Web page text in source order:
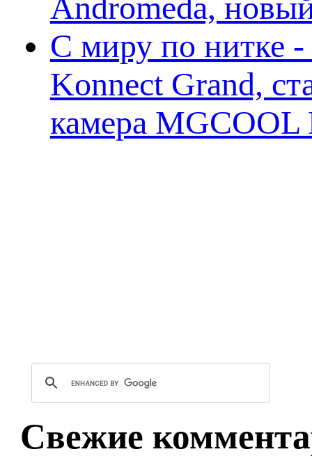
С миру по нитке -
Konnect Grand,
камера MGCOOL
Свежие